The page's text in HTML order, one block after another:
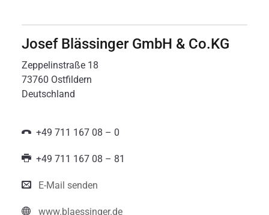
Josef Blässinger GmbH & Co.KG
Zeppelinstraße 18
73760 Ostfildern
Deutschland
+49 711 167 08 – 0
+49 711 167 08 – 81
E-Mail senden
www.blaessinger.de